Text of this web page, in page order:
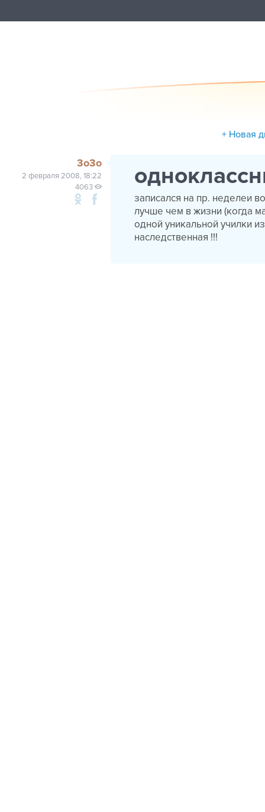
+ Новая
3о3о
2 февраля 2008, 18:22
4063
записался на пр. неделеи
лучше чем в жизни (когда
одной уникальной училки
наследственная !!!